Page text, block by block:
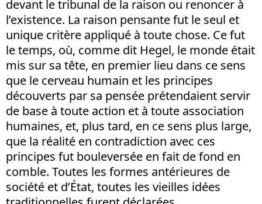
devant le tribunal de la raison ou renoncer à
l’existence. La raison pensante fut le seul et
unique critère appliqué à toute chose. Ce fut
le temps, où, comme dit Hegel, le monde était
mis sur sa tête, en premier lieu dans ce sens
que le cerveau humain et les principes
découverts par sa pensée prétendaient servir
de base à toute action et à toute association
humaines, et, plus tard, en ce sens plus large,
que la réalité en contradiction avec ces
principes fut bouleversée en fait de fond en
comble. Toutes les formes antérieures de
société et d’État, toutes les vieilles idées